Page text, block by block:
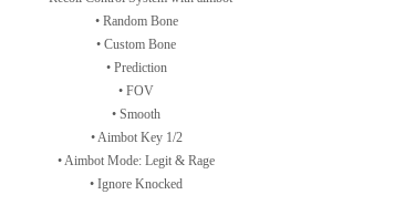
• Random Bone
• Custom Bone
• Prediction
• FOV
• Smooth
• Aimbot Key 1/2
• Aimbot Mode: Legit & Rage
• Ignore Knocked